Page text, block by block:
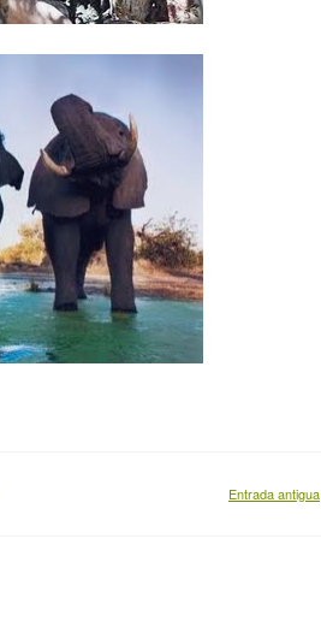
Entrada antigua